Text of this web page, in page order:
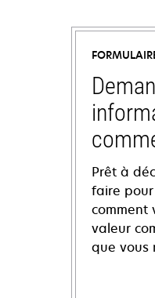
Prêt à
faire
comment
valeur
que vous